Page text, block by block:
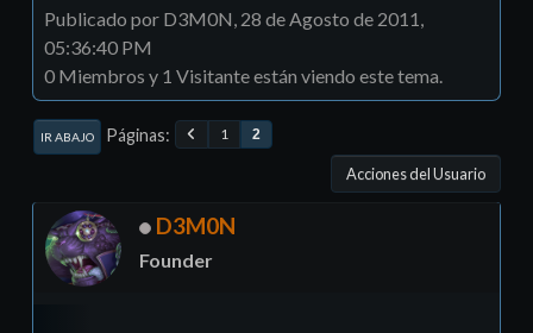
Publicado por D3M0N, 28 de Agosto de 2011,
05:36:40 PM
0 Miembros y 1 Visitante están viendo este tema.
IR ABAJO Páginas 1 2
Acciones del Usuario
D3M0N
Founder